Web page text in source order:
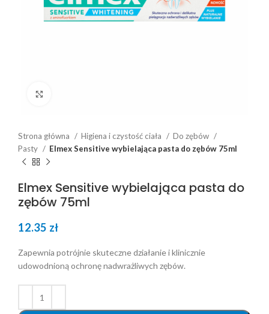
Strona główna Higiena i czystość ciała
Do zębów
Pasty
Elmex Sensitive wybielająca pasta do zębów 75ml
Elmex Sensitive wybielająca pasta do
zębów 75ml
12.35 zł
Zapewnia potrójnie skuteczne działanie i klinicznie
udowodnioną ochronę nadwrażliwych zębów.